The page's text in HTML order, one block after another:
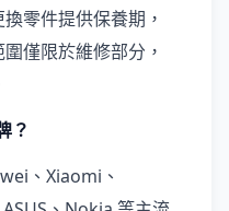
零件提供保養期，
僅限於維修部分，
？
、Xiaomi、